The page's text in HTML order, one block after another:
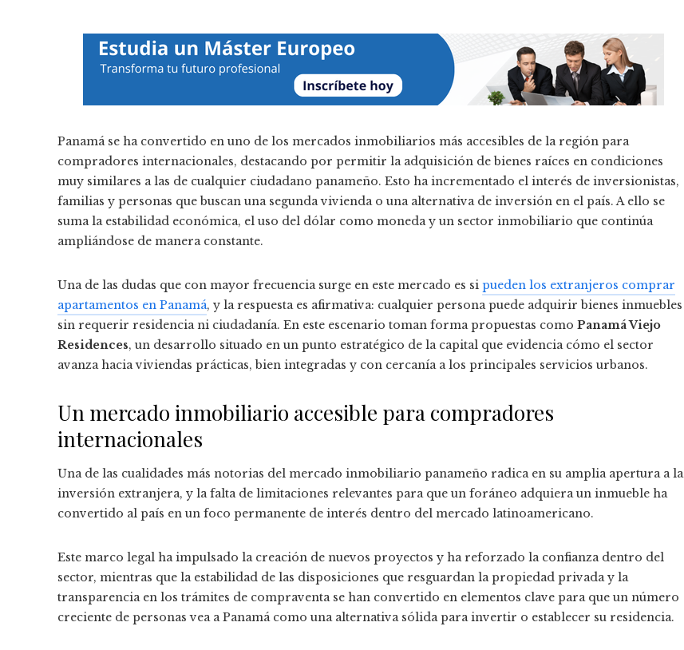
Panamá se ha convertido en uno de los mercados inmobiliarios más accesibles de la región para
compradores internacionales, destacando por permitir la adquisición de bienes raíces en condiciones
muy similares a las de cualquier ciudadano panameño. Esto ha incrementado el interés de inversionistas,
familias y personas que buscan una segunda vivienda o una alternativa de inversión en el país. A ello se
suma la estabilidad económica, el uso del dólar como moneda y un sector inmobiliario que continúa
ampliándose de manera constante.
Una de las dudas que con mayor frecuencia surge en este mercado es si pueden los extranjeros comprar
apartamentos en Panamá, y la respuesta es afirmativa: cualquier persona puede adquirir bienes inmuebles
sin requerir residencia ni ciudadanía. En este escenario toman forma propuestas como Panamá Viejo
Residences, un desarrollo situado en un punto estratégico de la capital que evidencia cómo el sector
avanza hacia viviendas prácticas, bien integradas y con cercanía a los principales servicios urbanos.
Un mercado inmobiliario accesible para compradores
internacionales
Una de las cualidades más notorias del mercado inmobiliario panameño radica en su amplia apertura a la
inversión extranjera, y la falta de limitaciones relevantes para que un foráneo adquiera un inmueble ha
convertido al país en un foco permanente de interés dentro del mercado latinoamericano.
Este marco legal ha impulsado la creación de nuevos proyectos y ha reforzado la confianza dentro del
sector, mientras que la estabilidad de las disposiciones que resguardan la propiedad privada y la
transparencia en los trámites de compraventa se han convertido en elementos clave para que un número
creciente de personas vea a Panamá como una alternativa sólida para invertir o establecer su residencia.